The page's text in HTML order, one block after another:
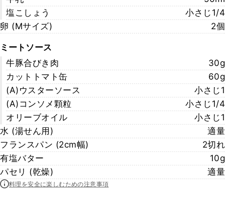
塩こしょう
小さじ1/4
卵 (Ⅿサイズ)
2個
ミートソース
牛豚合びき肉
30g
カットトマト缶
60g
(A)ウスターソース
小さじ1
(A)コンソメ顆粒
小さじ1/4
オリーブオイル
小さじ1
水 (湯せん用)
適量
フランスパン (2cm幅)
2切れ
有塩バター
10g
パセリ (乾燥)
適量
料理を安全に楽しむための注意事項